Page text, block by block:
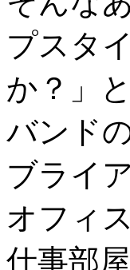
プスタ
か？」
バンド
ブライ
オフィ
仕事部